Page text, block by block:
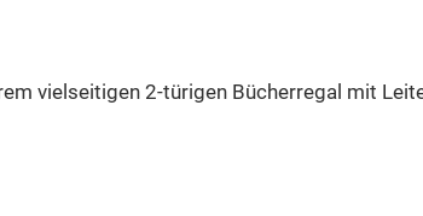
vielseitigen 2-türigen Bücherregal mit